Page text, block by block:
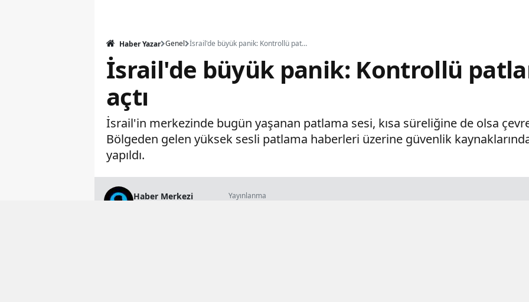
Haber Yazar Genel İsrail'de büyük panik: Kontrollü patlama paniğe yol açtı
İsrail'de büyük panik: Kontrollü
açtı
İsrail'in merkezinde bugün yaşanan patlama sesi, kısa süreliğine de olsa
Bölgeden gelen yüksek sesli patlama haberleri üzerine güvenlik
yapıldı.
Haber Merkezi Yayınlanma